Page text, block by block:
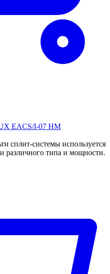
EACS/I-07 HM
сплит-системы используется
различного типа и мощности.